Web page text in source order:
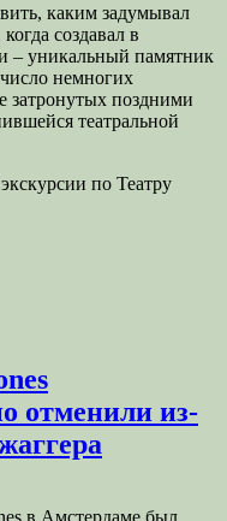
каким задумывал
создавал в
– уникальный памятник
немногих
затронутых поздними
театральной
по Театру
отменили из-
в Амстердаме был